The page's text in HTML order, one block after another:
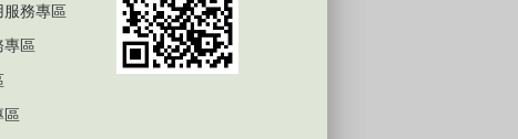
服務專區
專區
區